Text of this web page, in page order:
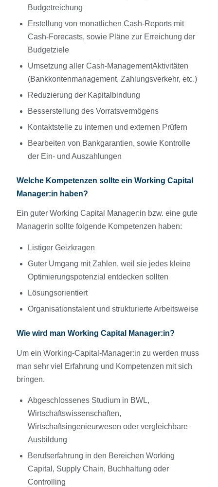
Budgetreichung
Erstellung von monatlichen Cash-Reports mit
Cash-Forecasts, sowie Pläne zur Erreichung der
Budgetziele
Umsetzung aller Cash-ManagementAktivitäten
(Bankkontenmanagement, Zahlungsverkehr, etc.)
Reduzierung der Kapitalbindung
Besserstellung des Vorratsvermögens
Kontaktstelle zu internen und externen Prüfern
Bearbeiten von Bankgarantien, sowie Kontrolle
der Ein- und Auszahlungen
Welche Kompetenzen sollte ein Working Capital
Manager:in haben?
Ein guter Working Capital Manager:in bzw. eine gute
Managerin sollte folgende Kompetenzen haben:
Listiger Geizkragen
Guter Umgang mit Zahlen, weil sie jedes kleine
Optimierungspotenzial entdecken sollten
Lösungsorientiert
Organisationstalent und strukturierte Arbeitsweise
Wie wird man Working Capital Manager:in?
Um ein Working-Capital-Manager:in zu werden muss
man sehr viel Erfahrung und Kompetenzen mit sich
bringen.
Abgeschlossenes Studium in BWL,
Wirtschaftswissenschaften,
Wirtschaftsingenieurwesen oder vergleichbare
Ausbildung
Berufserfahrung in den Bereichen Working
Capital, Supply Chain, Buchhaltung oder
Controlling